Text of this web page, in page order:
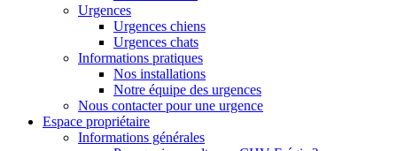
Urgences
Urgences chiens
Urgences chats
Informations pratiques
Nos installations
Notre équipe des urgences
Nous contacter pour une urgence
Espace propriétaire
Informations générales